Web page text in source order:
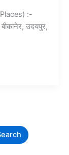
:-
उदयपुर,